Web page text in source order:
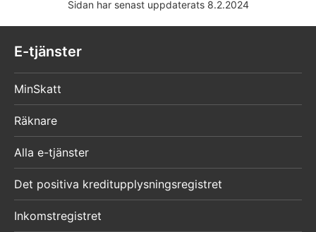
Sidan har senast uppdaterats 8.2.2024
E-tjänster
MinSkatt
Räknare
Alla e-tjänster
Det positiva kreditupplysningsregistret
Inkomstregistret